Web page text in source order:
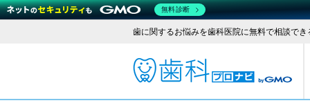
歯に関するお悩みを歯科医院に無料で相談でき
歯
無料診断